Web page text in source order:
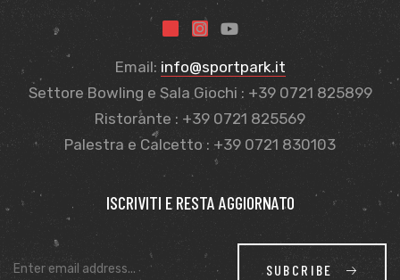
Email: info@sportpark.it
Settore Bowling e Sala Giochi : +39 0721 825899
Ristorante : +39 0721 825569
Palestra e Calcetto : +39 0721 830103
ISCRIVITI E RESTA AGGIORNATO
SUBCRIBE